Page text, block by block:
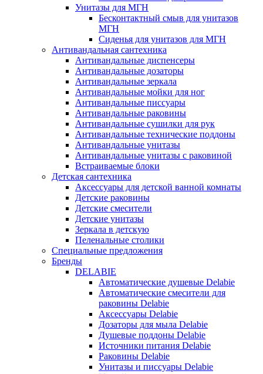
Унитазы для МГН
Бесконтактный смыв для унитазов
МГН
Сиденья для унитазов для МГН
Антивандальная сантехника
Антивандальные диспенсеры
Антивандальные дозаторы
Антивандальные зеркала
Антивандальные мойки для ног
Антивандальные писсуары
Антивандальные раковины
Антивандальные сушилки для рук
Антивандальные технические поддоны
Антивандальные унитазы
Антивандальные унитазы с раковиной
Встраиваемые блоки
Детская сантехника
Аксессуары для детской ванной комнаты
Детские раковины
Детские смесители
Детские унитазы
Зеркала в детскую
Пеленальные столики
Специальные предложения
Бренды
DELABIE
Автоматические душевые Delabie
Автоматические смесители для
раковины Delabie
Аксессуары Delabie
Дозаторы для мыла Delabie
Душевые поддоны Delabie
Источники питания Delabie
Раковины Delabie
Унитазы и писсуары Delabie